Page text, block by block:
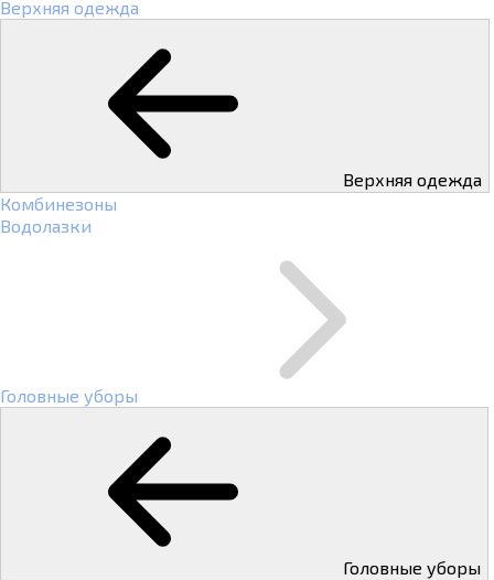
Верхняя одежда
Верхняя одежда
Комбинезоны
Водолазки
Головные уборы
Головные уборы